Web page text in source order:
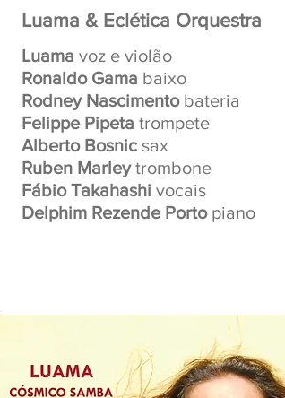
Luama & Eclética Orquestra
Luama voz e violão
Ronaldo Gama baixo
Rodney Nascimentobateria
Felippe Pipeta trompete
Alberto Bosnic sax
Ruben Marleytrombone
Fábio Takahashi vocais
Delphim Rezende Portopiano